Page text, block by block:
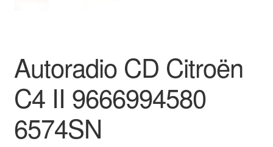
Autoradio CD Citroën
C4 II 9666994580
6574SN